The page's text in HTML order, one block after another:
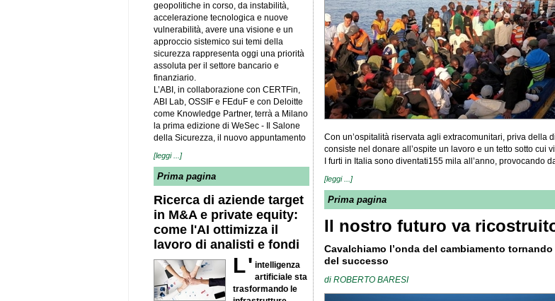
geopolitiche in corso, da instabilità,
accelerazione tecnologica e nuove
vulnerabilità, avere una visione e un
approccio sistemico sui temi della
sicurezza rappresenta oggi una priorità
assoluta per il settore bancario e
finanziario.
L’ABI, in collaborazione con CERTFin,
ABI Lab, OSSIF e FEduF e con Deloitte
come Knowledge Partner, terrà a Milano
la prima edizione di WeSec - Il Salone
della Sicurezza, il nuovo appuntamento
[leggi ...]
Prima pagina
Ricerca di aziende target
in M&A e private equity:
come l'AI ottimizza il
lavoro di analisti e fondi
L' intelligenza
artificiale sta
trasformando le
Con un’ospitalità riservata agli extracomunitari, priva della
consiste nel donare all’ospite un lavoro e un tetto sotto cui
I furti in Italia sono diventati155 mila all’anno, provocando
[leggi ...]
Prima pagina
Il nostro futuro va
Cavalchiamo l’onda del cambiamento
del successo
di ROBERTO BARESI